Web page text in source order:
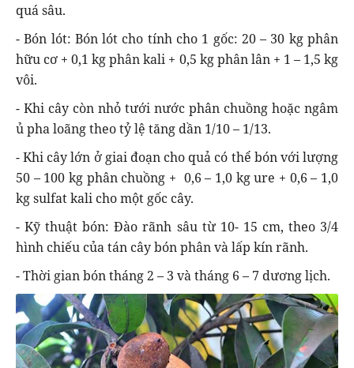
quá sâu.
- Bón lót: Bón lót cho tính cho 1 gốc: 20 – 30 kg phân
hữu cơ + 0,1 kg phân kali + 0,5 kg phân lân + 1 – 1,5 kg
vôi.
- Khi cây còn nhỏ tưới nước phân chuồng hoặc ngâm
ủ pha loãng theo tỷ lệ tăng dần 1/10 – 1/13.
- Khi cây lớn ở giai đoạn cho quả có thể bón với lượng
50 – 100 kg phân chuồng + 0,6 – 1,0 kg ure + 0,6 – 1,0
kg sulfat kali cho một gốc cây.
- Kỹ thuật bón: Đào rãnh sâu từ 10- 15 cm, theo 3/4
hình chiếu của tán cây bón phân và lấp kín rãnh.
- Thời gian bón tháng 2 – 3 và tháng 6 – 7 dương lịch.